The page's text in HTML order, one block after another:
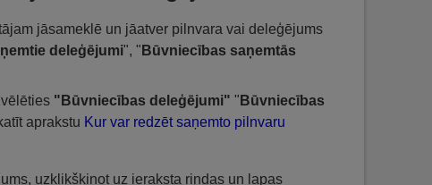
jāsameklē un jāatver pilnvara vai deleģējums
deleģējumi", " Būvniecības saņemtās
"Būvniecības deleģējumi" " Būvniecības
aprakstu Kur var redzēt saņemto pilnvaru
uzklikšķinot uz ieraksta rindas un lapas